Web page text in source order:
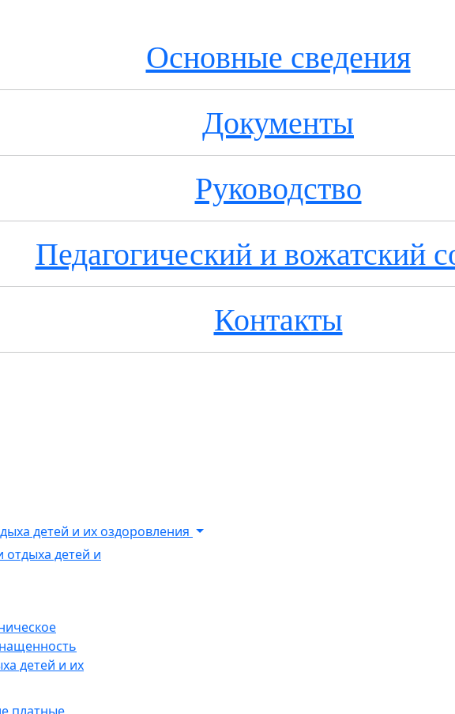
Основные сведения
Документы
Руководство
Педагогический и вожатский
Контакты
детей и их оздоровления
детей и
детей и их